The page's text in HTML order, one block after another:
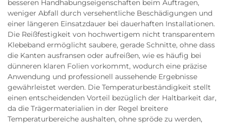
besseren Handhabungseigenschaften beim Auftragen,
weniger Abfall durch versehentliche Beschädigungen und
einer längeren Einsatzdauer bei dauerhaften Installationen.
Die Reißfestigkeit von hochwertigem nicht transparentem
Klebeband ermöglicht saubere, gerade Schnitte, ohne dass
die Kanten ausfransen oder aufreißen, wie es häufig bei
dünneren klaren Folien vorkommt, wodurch eine präzise
Anwendung und professionell aussehende Ergebnisse
gewährleistet werden. Die Temperaturbeständigkeit stellt
einen entscheidenden Vorteil bezüglich der Haltbarkeit dar,
da die Trägermaterialien in der Regel breitere
Temperaturbereiche aushalten, ohne spröde zu werden,